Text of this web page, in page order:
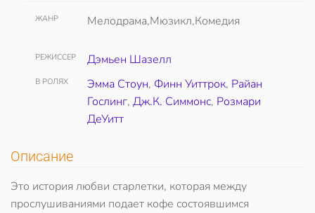
ЖАНР Мелодрама,Мюзикл,Комедия
РЕЖИССЕР Дэмьен Шазелл
В РОЛЯХ Эмма Стоун, Финн Уиттрок, Райан
Гослинг, Дж.К. Симмонс, Розмари
ДеУитт
Описание
Это история любви старлетки, которая между
прослушиваниями подает кофе состоявшимся